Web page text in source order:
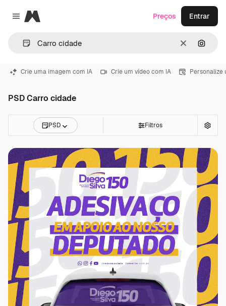
Close menu
Magnific
Limpar
Preços Entrar
Crie uma imagem com IA Crie um vídeo com IA Personalize
PSD Carro cidade
PSD Filtros